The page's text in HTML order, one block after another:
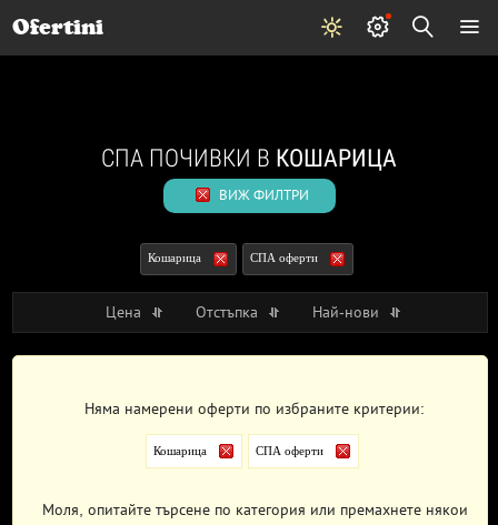
Ofertini
СПА ПОЧИВКИ В КОШАРИЦА
ВИЖ ФИЛТРИ
Кошарица СПА оферти
Цена Отстъпка Най-нови
Няма намерени оферти по избраните критерии:
Кошарица СПА оферти
Моля, опитайте търсене по категория или премахнете някои